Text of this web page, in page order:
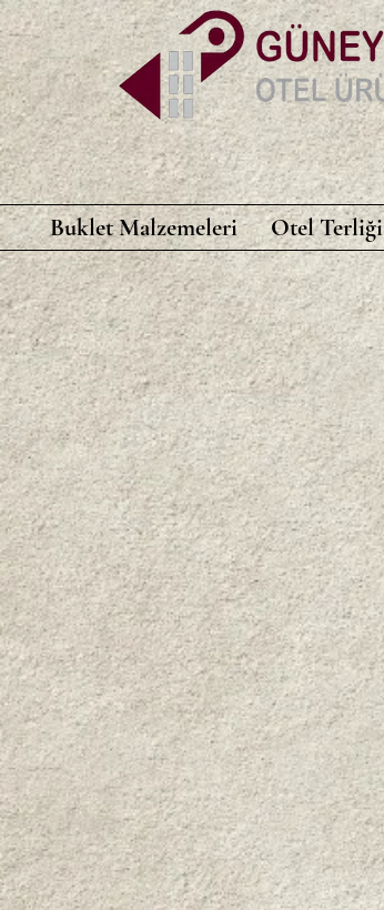
Buklet Malzemeleri Otel Terliği